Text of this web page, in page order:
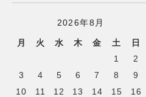
2026年8月
月 火 水 木 金 土 日
1
2
3
4 5 6 7 8
9
10
11 12 13 14 15
16